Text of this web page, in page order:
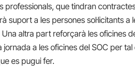
professionals, que tindran
suport a les persones sol·licitants a
altra part reforçarà les oficines
a les oficines del SOC per tal
es pugui fer.